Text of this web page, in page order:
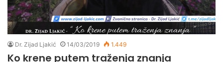
Dr. Zijad Ljakić 14/03/2019 1.449
Ko krene putem traženja znanja